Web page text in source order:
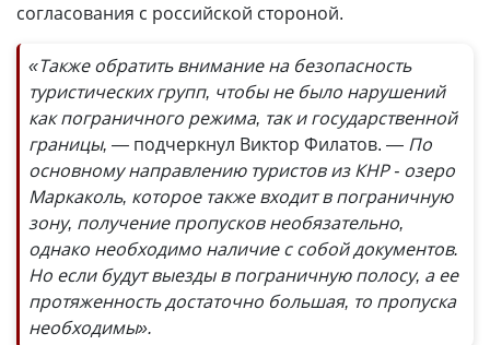
согласования с российской стороной.
«Также обратить внимание на безопасность
туристических групп, чтобы не было нарушений
как пограничного режима, так и государственной
границы, — подчеркнул Виктор Филатов. — По
основному направлению туристов из КНР - озеро
Маркаколь, которое также входит в пограничную
зону, получение пропусков необязательно,
однако необходимо наличие с собой документов.
Но если будут выезды в пограничную полосу, а ее
протяженность достаточно большая, то пропуска
необходимы».